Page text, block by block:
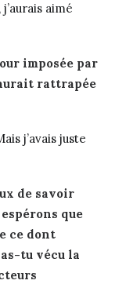
aimé
imposée par
rattrapée
j’avais juste
de savoir
que
ce dont
tu vécu la